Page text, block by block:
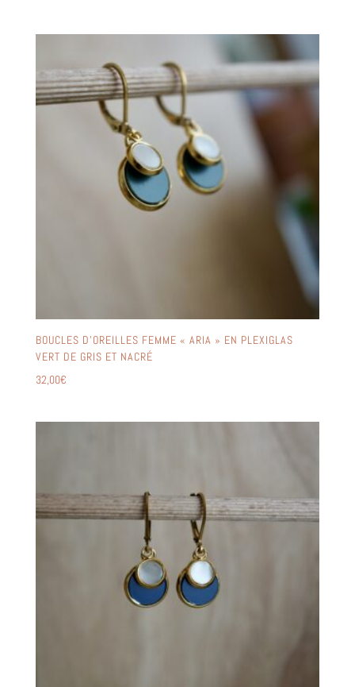
BOUCLES D’OREILLES FEMME « ARIA » EN PLEXIGLAS
VERT DE GRIS ET NACRÉ
32,00€